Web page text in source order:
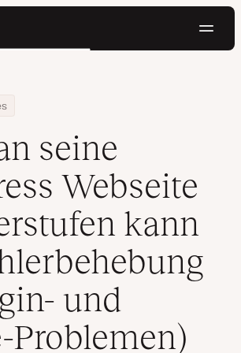
Webseite herunterstufen kann (zur
seine
Webseite
kann
und
Problemen)